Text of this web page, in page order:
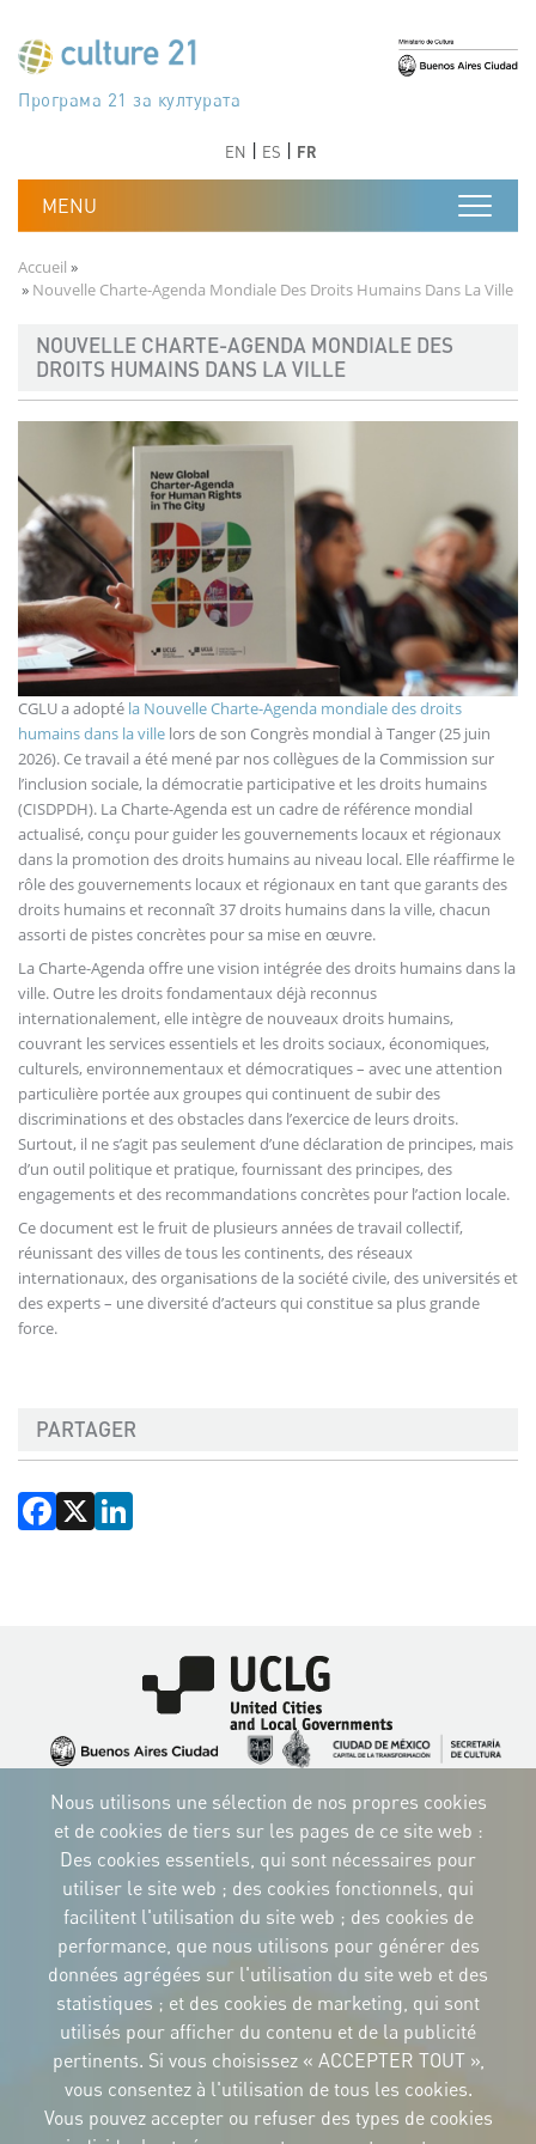
جدول أعمال القرن 21 للثقافة
Програма 21 за културата
Agenda 21 de la cultura
Agjenda 21 për kulturë
Agenda 21 van cultuur
Agenda 21 for culture
Kulturaren Agenda 21
Agenda 21 de la culture
Axenda 21 da cultura
Agenda 21 für Kultur
Agenda 21 della cultura
文化のためのアジェンダ21
دستورکار 21 برای فرهنگ
Agenda 21 dla kultury
Agenda 21 da cultura
Повестка дня 21 для культуры
Agenda 21 za kulturu
Agenda 21 de la cultura
Agenda 21 för kulturen
Kültür için Gündem 21
Порядок денний 21 для культури
EN ES FR
Fil d'Ariane
Accueil
Nouvelle Charte-Agenda Mondiale Des Droits Humains Dans La Ville
NOUVELLE CHARTE-AGENDA MONDIALE DES
DROITS HUMAINS DANS LA VILLE
CGLU a adopté la Nouvelle Charte-Agenda mondiale des droits
humains dans la ville lors de son Congrès mondial à Tanger (25 juin
2026). Ce travail a été mené par nos collègues de la Commission sur
l’inclusion sociale, la démocratie participative et les droits humains
(CISDPDH). La Charte-Agenda est un cadre de référence mondial
actualisé, conçu pour guider les gouvernements locaux et régionaux
dans la promotion des droits humains au niveau local. Elle réaffirme le
rôle des gouvernements locaux et régionaux en tant que garants des
droits humains et reconnaît 37 droits humains dans la ville, chacun
assorti de pistes concrètes pour sa mise en œuvre.
La Charte-Agenda offre une vision intégrée des droits humains dans la
ville. Outre les droits fondamentaux déjà reconnus
internationalement, elle intègre de nouveaux droits humains,
couvrant les services essentiels et les droits sociaux, économiques,
culturels, environnementaux et démocratiques – avec une attention
particulière portée aux groupes qui continuent de subir des
discriminations et des obstacles dans l’exercice de leurs droits.
Surtout, il ne s’agit pas seulement d’une déclaration de principes, mais
d’un outil politique et pratique, fournissant des principes, des
engagements et des recommandations concrètes pour l’action locale.
Ce document est le fruit de plusieurs années de travail collectif,
réunissant des villes de tous les continents, des réseaux
internationaux, des organisations de la société civile, des universités et
des experts – une diversité d’acteurs qui constitue sa plus grande
force.
PARTAGER
Facebook
X
Image
Image
ImageImageImage
IDENTITÉ CORPORTATIVE
Téléchargez
les logos et le
manuel
NEWSLETTER
CONTACT
Carrer Avinyó, 15
08002 Barcelona
culture@uclg.org
Nous utilisons une sélection de nos propres cookies
et de cookies de tiers sur les pages de ce site web :
Des cookies essentiels, qui sont nécessaires pour
utiliser le site web ; des cookies fonctionnels, qui
facilitent l'utilisation du site web ; des cookies de
performance, que nous utilisons pour générer des
données agrégées sur l'utilisation du site web et des
statistiques ; et des cookies de marketing, qui sont
utilisés pour afficher du contenu et de la publicité
pertinents. Si vous choisissez « ACCEPTER TOUT »,
vous consentez à l'utilisation de tous les cookies.
Vous pouvez accepter ou refuser des types de cookies